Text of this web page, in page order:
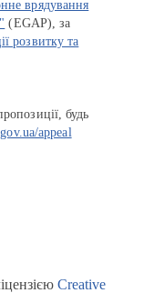
врядування
(EGAP), за
розвитку та
будь
appeal
Creative